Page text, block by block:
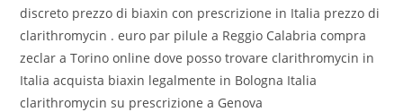
discreto prezzo di biaxin con prescrizione in Italia prezzo di
clarithromycin . euro par pilule a Reggio Calabria compra
zeclar a Torino online dove posso trovare clarithromycin in
Italia acquista biaxin legalmente in Bologna Italia
clarithromycin su prescrizione a Genova